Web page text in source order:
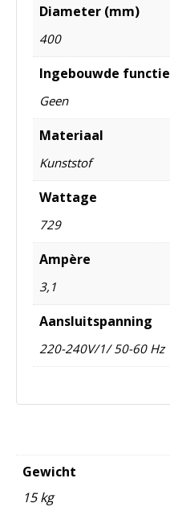
Diameter (mm)
400
Ingebouwde functie
Geen
Materiaal
Kunststof
Wattage
729
Ampère
3,1
Aansluitspanning
220-240V/1/ 50-60 Hz
Gewicht
15 kg